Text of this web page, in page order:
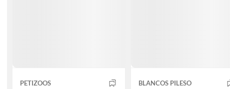
PETIZOOS BLANCOS PILESO